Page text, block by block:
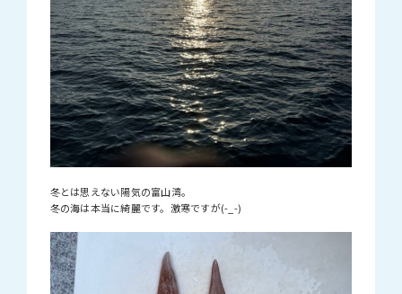
冬とは思えない陽気の富山湾。
冬の海は本当に綺麗です。激寒ですが(-_-)